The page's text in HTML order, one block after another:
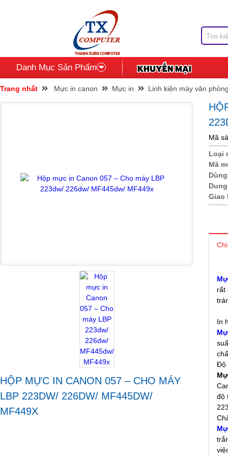
Danh Mục Sản Phẩm
Trang nhất Mực in canon Mực in Linh kiện máy văn
HỘP MỰC IN CANON 057 – CHO MÁY
LBP 223DW/ 226DW/ MF445DW/
MF449X
Mã
Loại
Mã
Giao
rất
In
Độ
độ